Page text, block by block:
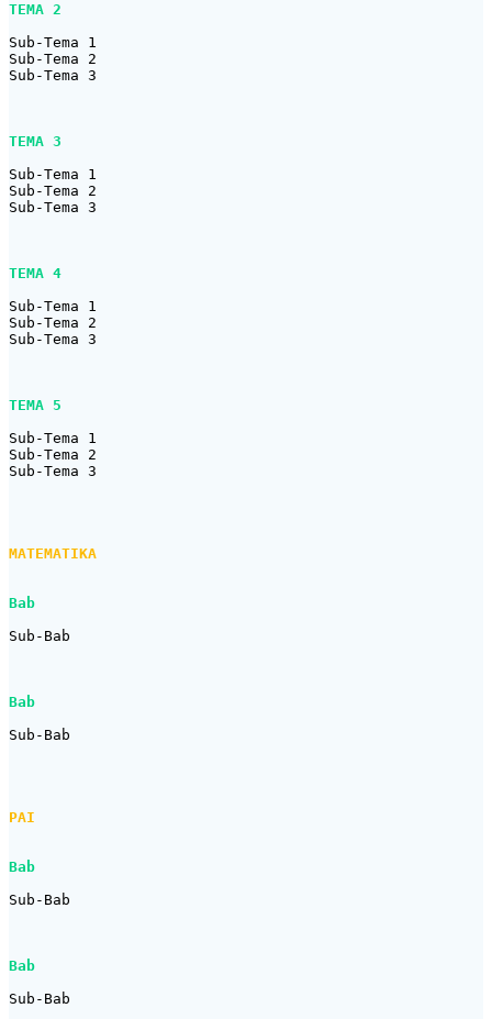
TEMA 2
Sub-Tema 1
Sub-Tema 2
Sub-Tema 3
TEMA 3
Sub-Tema 1
Sub-Tema 2
Sub-Tema 3
TEMA 4
Sub-Tema 1
Sub-Tema 2
Sub-Tema 3
TEMA 5
Sub-Tema 1
Sub-Tema 2
Sub-Tema 3
MATEMATIKA
Bab
Sub-Bab
Bab
Sub-Bab
PAI
Bab
Sub-Bab
Bab
Sub-Bab